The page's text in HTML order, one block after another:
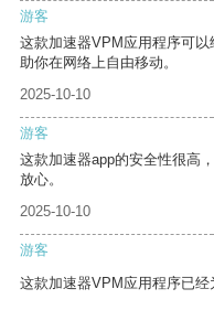
游客
这款加速器VPM应用程序可
助你在网络上自由移动。
2025-10-10
游客
这款加速器app的安全性很高
放心。
2025-10-10
游客
这款加速器VPM应用程序已经